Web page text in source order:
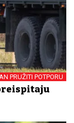
PRUŽITI POTPORU